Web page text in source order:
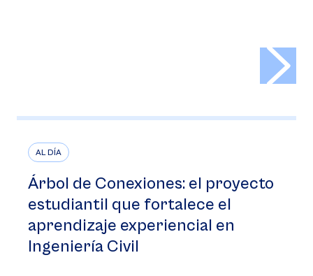
AL DÍA
Árbol de Conexiones: el proyecto
estudiantil que fortalece el
aprendizaje experiencial en
Ingeniería Civil